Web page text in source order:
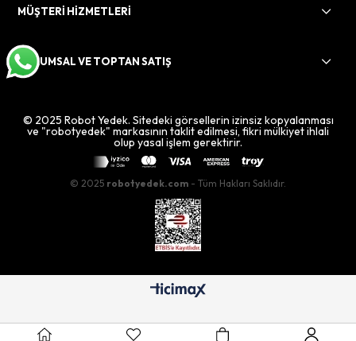
MÜŞTERİ HİZMETLERİ
KURUMSAL VE TOPTAN SATIŞ
© 2025 Robot Yedek. Sitedeki görsellerin izinsiz kopyalanması
ve "robotyedek" markasının taklit edilmesi, fikri mülkiyet ihlali
olup yasal işlem gerektirir.
© 2025 robotyedek.com - Tüm Hakları Saklıdır.